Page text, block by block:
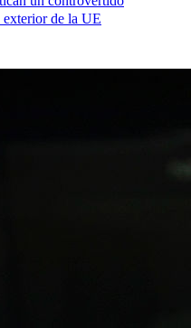
exterior de la UE